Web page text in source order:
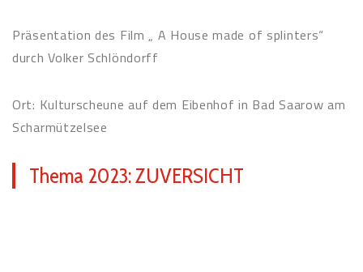
Präsentation des Film „ A House made of splinters“
durch Volker Schlöndorff
Ort: Kulturscheune auf dem Eibenhof in Bad Saarow am
Scharmützelsee
Thema 2023: ZUVERSICHT